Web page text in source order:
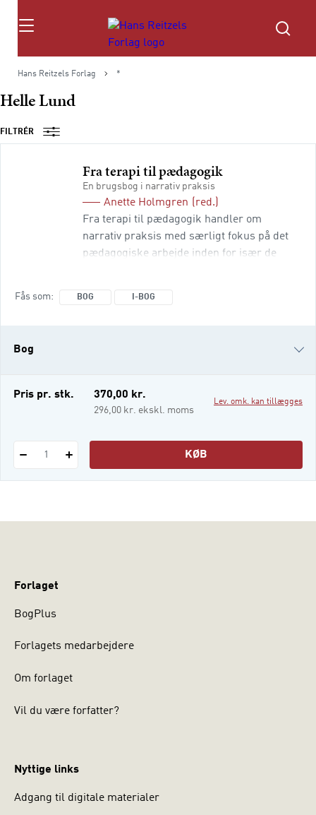
Søg
Hans Reitzels Forlag *
Helle Lund
FILTRÉR
Fra terapi til pædagogik
En brugsbog i narrativ praksis
Anette Holmgren
(red.)
Fra terapi til pædagogik handler om
narrativ praksis med særligt fokus på det
pædagogiske arbejde inden for især de
Fås som BOG I-BOG
Bog
i-bog
Pris pr. stk. 370,00 kr.
296,00 kr. ekskl. moms
Lev. omk. kan tillægges
1 KØB
Forlaget
BogPlus
Forlagets medarbejdere
Om forlaget
Vil du være forfatter?
Nyttige links
Adgang til digitale materialer